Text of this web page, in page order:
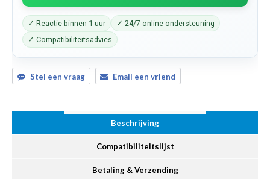
✓ Reactie binnen 1 uur
✓ 24/7 online ondersteuning
✓ Compatibiliteitsadvies
Stel een vraag Email een vriend
Beschrijving
Compatibiliteitslijst
Betaling & Verzending